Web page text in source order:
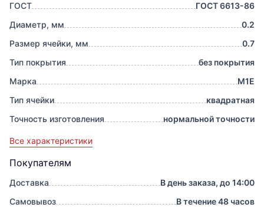
ГОСТ
ГОСТ 6613-86
Диаметр, мм
0.2
Размер ячейки, мм
0.7
Тип покрытия
без покрытия
Марка
М1Е
Тип ячейки
квадратная
Точность изготовления
нормальной точности
Все характеристики
Покупателям
Доставка
В день заказа, до 14:00
Самовывоз
В течение 48 часов